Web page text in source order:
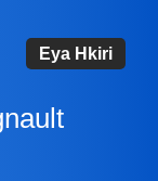
Eya Hkiri